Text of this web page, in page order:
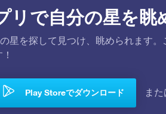
で自分の星を眺
星を探して見つけ、眺められます。
Play Storeでダウンロード また